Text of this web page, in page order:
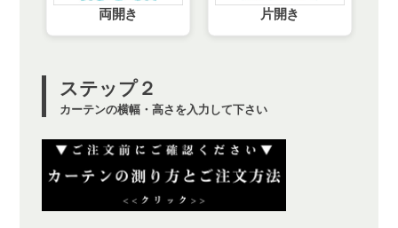
両開き 片開き
ステップ２
カーテンの横幅・高さを入力して下さい